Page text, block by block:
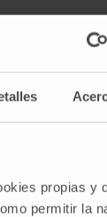
propias y
permitir la
2026